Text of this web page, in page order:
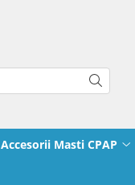
Accesorii Masti CPAP